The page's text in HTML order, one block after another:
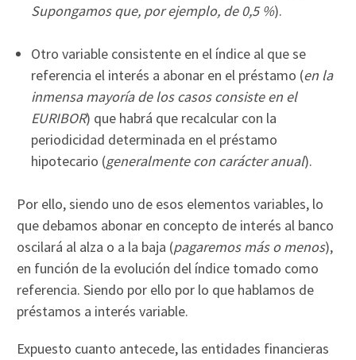
Supongamos que, por ejemplo, de 0,5 %).
Otro variable consistente en el índice al que se
referencia el interés a abonar en el préstamo (en la
inmensa mayoría de los casos consiste en el
EURIBOR) que habrá que recalcular con la
periodicidad determinada en el préstamo
hipotecario (generalmente con carácter anual).
Por ello, siendo uno de esos elementos variables, lo
que debamos abonar en concepto de interés al banco
oscilará al alza o a la baja (pagaremos más o menos),
en función de la evolución del índice tomado como
referencia. Siendo por ello por lo que hablamos de
préstamos a interés variable.
Expuesto cuanto antecede, las entidades financieras